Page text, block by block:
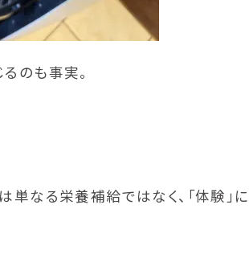
のも事実。
単なる栄養補給ではなく、「体験」